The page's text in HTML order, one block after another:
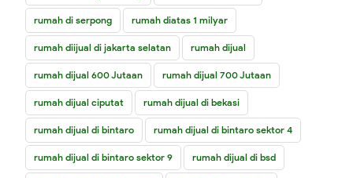
rumah di serpong rumah diatas 1 milyar
rumah diijual di jakarta selatan rumah dijual
rumah dijual 600 Jutaan rumah dijual 700 Jutaan
rumah dijual ciputat rumah dijual di bekasi
rumah dijual di bintaro rumah dijual di bintaro sektor 4
rumah dijual di bintaro sektor 9 rumah dijual di bsd